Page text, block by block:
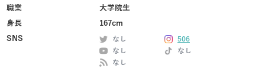
職業
大学院生
身長
167cm
SNS
なし
506
なし
なし
なし